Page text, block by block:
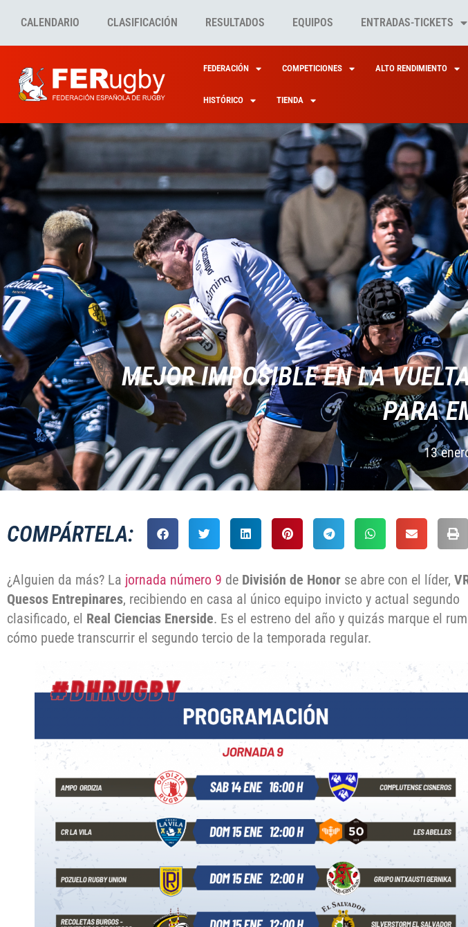
CALENDARIO CLASIFICACIÓN RESULTADOS EQUIPOS ENTRADAS-TICKETS
FEDERACIÓN COMPETICIONES ALTO RENDIMIENTO
HISTÓRICO TIENDA
MEJOR IMPOSIBLE EN LA
PARA
13
COMPÁRTELA:
¿Alguien da más? La jornada número 9 de División de Honor se abre con el líder,
Quesos Entrepinares, recibiendo en casa al único equipo invicto y actual segundo
clasificado, el Real Ciencias Enerside. Es el estreno del año y quizás marque el
cómo puede transcurrir el segundo tercio de la temporada regular.